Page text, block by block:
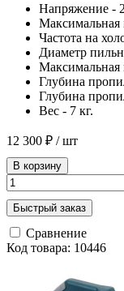
Напряжение -
Максимальная
Частота на
Диаметр
Глубина
Глубина
Вес - 7 кг.
12 300 ₽ / шт
В корзину
Быстрый заказ
Сравнение
Код товара: 10446